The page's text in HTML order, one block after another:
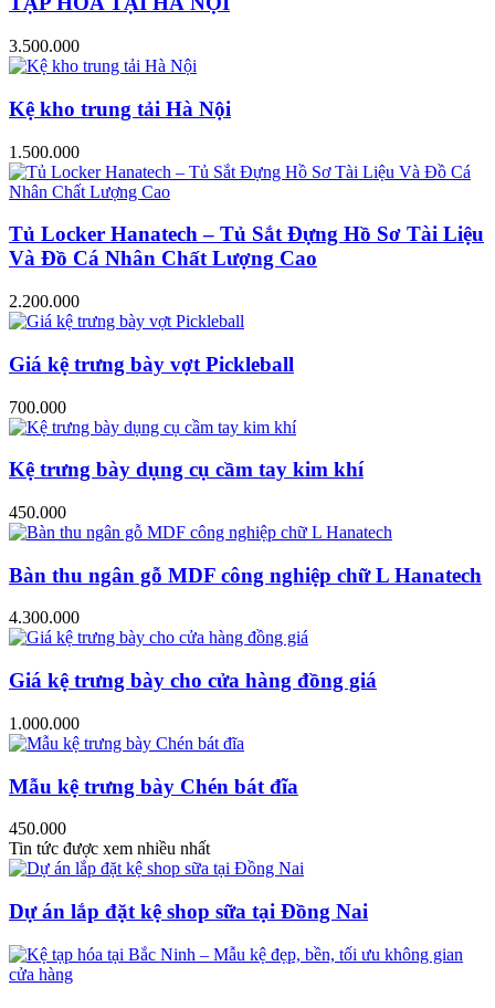
3.500.000
Kệ kho trung tải Hà Nội
1.500.000
Tủ Locker Hanatech – Tủ Sắt Đựng Hồ Sơ Tài Liệu
Và Đồ Cá Nhân Chất Lượng Cao
2.200.000
Giá kệ trưng bày vợt Pickleball
700.000
Kệ trưng bày dụng cụ cầm tay kim khí
450.000
Bàn thu ngân gỗ MDF công nghiệp chữ L Hanatech
4.300.000
Giá kệ trưng bày cho cửa hàng đồng giá
1.000.000
Mẫu kệ trưng bày Chén bát đĩa
450.000
Tin tức được xem nhiều nhất
Dự án lắp đặt kệ shop sữa tại Đồng Nai